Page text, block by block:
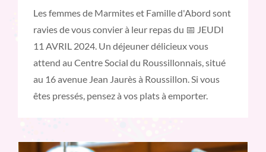
Les femmes de Marmites et Famille d'Abord sont
ravies de vous convier à leur repas du 📅 JEUDI
11 AVRIL 2024. Un déjeuner délicieux vous
attend au Centre Social du Roussillonnais, situé
au 16 avenue Jean Jaurès à Roussillon. Si vous
êtes pressés, pensez à vos plats à emporter.